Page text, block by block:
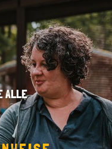
ALLE